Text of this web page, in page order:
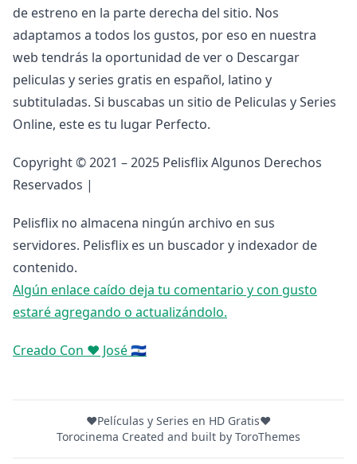
de estreno en la parte derecha del sitio. Nos
adaptamos a todos los gustos, por eso en nuestra
web tendrás la oportunidad de ver o Descargar
peliculas y series gratis en español, latino y
subtituladas. Si buscabas un sitio de Peliculas y Series
Online, este es tu lugar Perfecto.
Copyright © 2021 – 2025 Pelisflix Algunos Derechos
Reservados |
Pelisflix no almacena ningún archivo en sus
servidores. Pelisflix es un buscador y indexador de
contenido.
Algún enlace caído deja tu comentario y con gusto
estaré agregando o actualizándolo.
Creado Con ❤️ José 🇸🇻
❤️Películas y Series en HD Gratis❤️
Torocinema Created and built by ToroThemes